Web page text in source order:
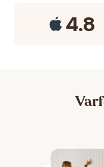
4.8